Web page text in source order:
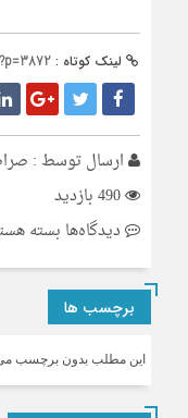
لینک کوتاه :
ارسال توسط :
دیدگاه‌ها برای
مملکت
مال
بسته
برچسب ها
این مطلب بدون برچسب